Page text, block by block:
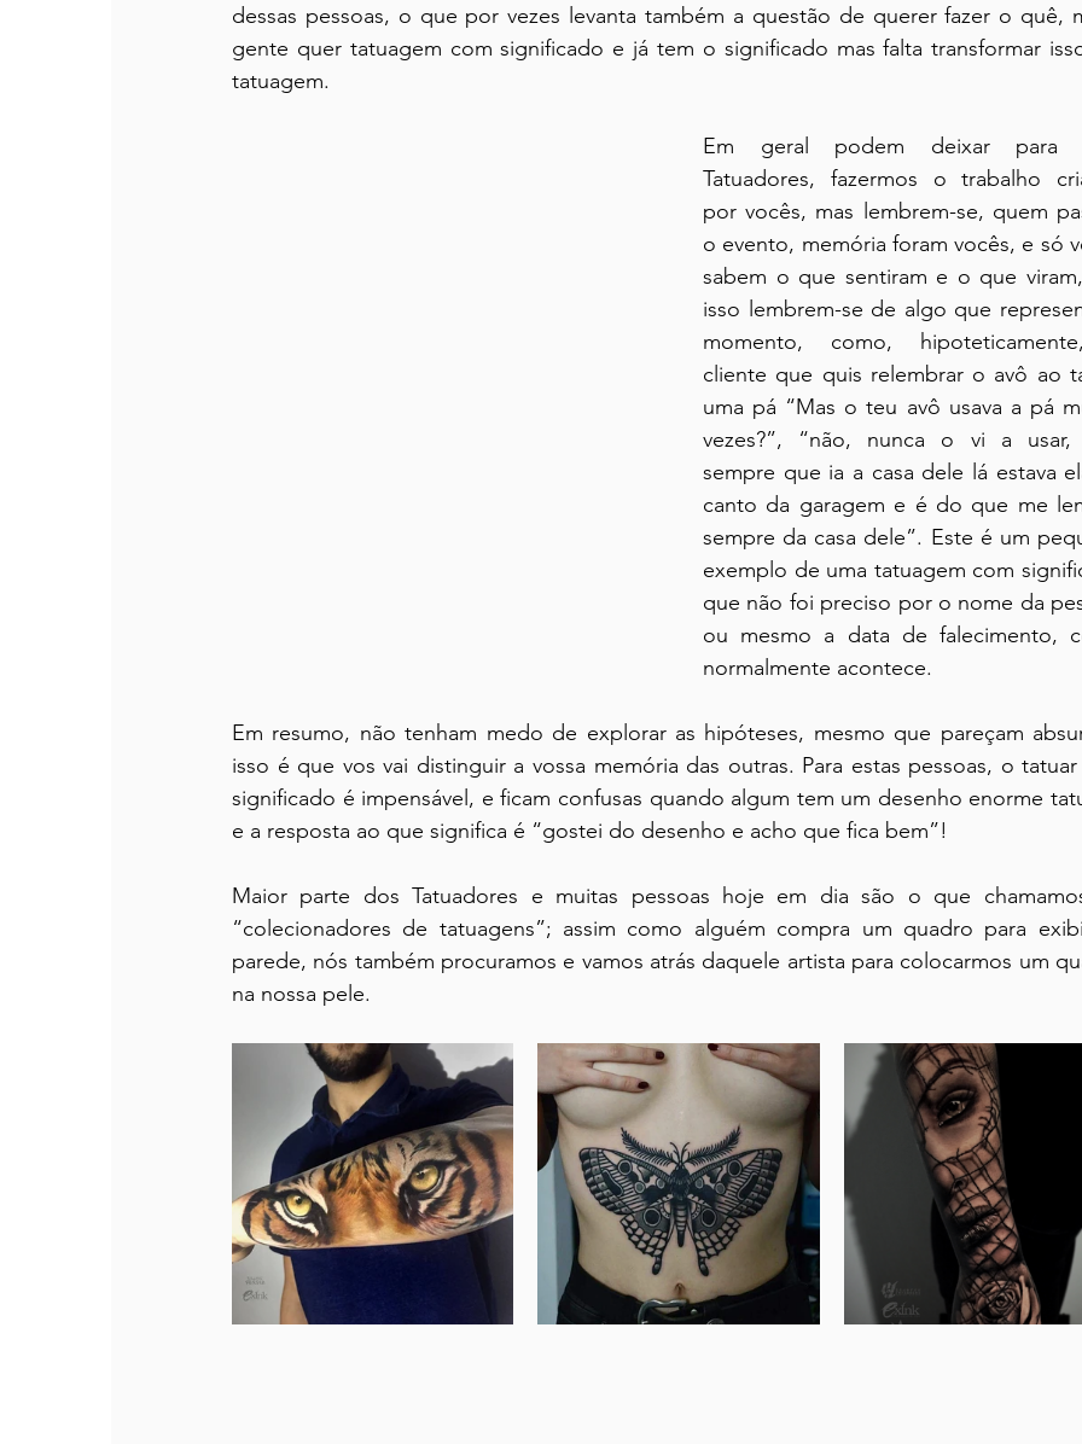
dessas pessoas, o que por vezes levanta também a questão de querer fazer o quê,
gente quer tatuagem com significado e já tem o significado mas falta transformar
tatuagem.
Em geral podem deixar para
Tatuadores, fazermos o trabalho
por vocês, mas lembrem-se, quem
o evento, memória foram vocês, e só
sabem o que sentiram e o que
isso lembrem-se de algo que
momento, como,
cliente que quis relembrar o avô ao
uma pá “Mas o teu avô usava a pá
vezes?”, “não, nunca o vi a usar,
sempre que ia a casa dele lá estava
canto da garagem e é do que me
sempre da casa dele”. Este é um
exemplo de uma tatuagem com
que não foi preciso por o nome da
ou mesmo a data de falecimento,
normalmente acontece.
Em resumo, não tenham medo de explorar as hipóteses, mesmo que pareçam
isso é que vos vai distinguir a vossa memória das outras. Para estas pessoas, o tatuar
significado é impensável, e ficam confusas quando algum tem um desenho enorme
e a resposta ao que significa é “gostei do desenho e acho que fica bem”!
Maior parte dos Tatuadores e muitas pessoas hoje em dia são o que
“colecionadores de tatuagens”; assim como alguém compra um quadro para
parede, nós também procuramos e vamos atrás daquele artista para colocarmos um
na nossa pele.